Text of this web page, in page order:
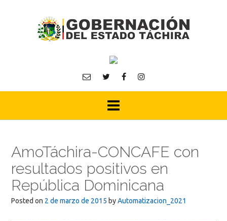
AmoTáchira-CONCAFE con
resultados positivos en
República Dominicana
Posted on 2 de marzo de 2015 byAutomatizacion_2021